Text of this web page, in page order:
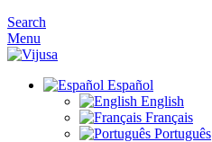
Search
Menu
Español
English
Français
Português